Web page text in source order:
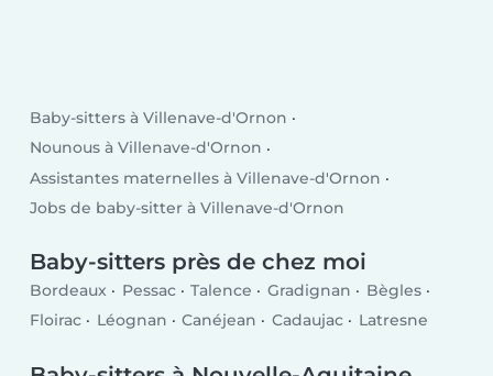
Baby-sitters à Villenave-d'Ornon
Nounous à Villenave-d'Ornon
Assistantes maternelles à Villenave-d'Ornon
Jobs de baby-sitter à Villenave-d'Ornon
Baby-sitters près de chez moi
Bordeaux Pessac Talence Gradignan
Bègles
Floirac
Léognan Canéjean Cadaujac Latresne